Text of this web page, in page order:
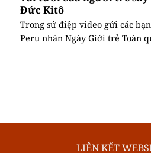
Đức Kitô
Trong sứ điệp video gửi các
Peru nhân Ngày Giới trẻ Toàn
LIÊN KẾT